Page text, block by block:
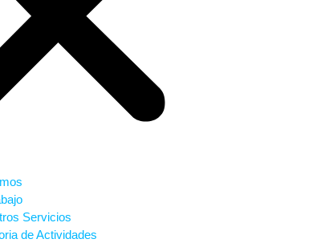
Servicios
de Actividades